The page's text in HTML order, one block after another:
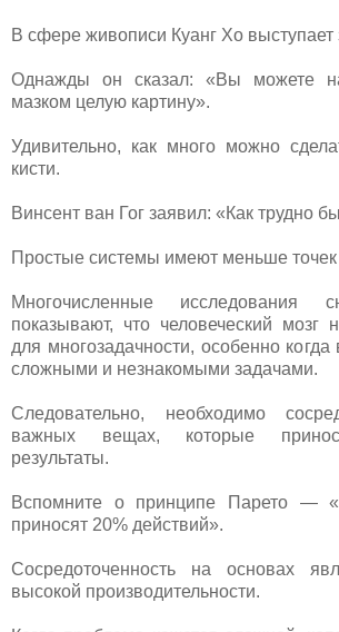
В сфере живописи Куанг Хо выступает
Однажды он сказал: «Вы можете
мазком целую картину».
Удивительно, как много можно
кисти.
Винсент ван Гог заявил: «Как трудно
Простые системы имеют меньше точек
Многочисленные
показывают, что человеческий мозг
для многозадачности, особенно
сложными и незнакомыми задачами.
Следовательно, необходимо
важных вещах, которые
результаты.
Вспомните о принципе Парето —
приносят 20% действий».
Сосредоточенность на основах
высокой производительности.